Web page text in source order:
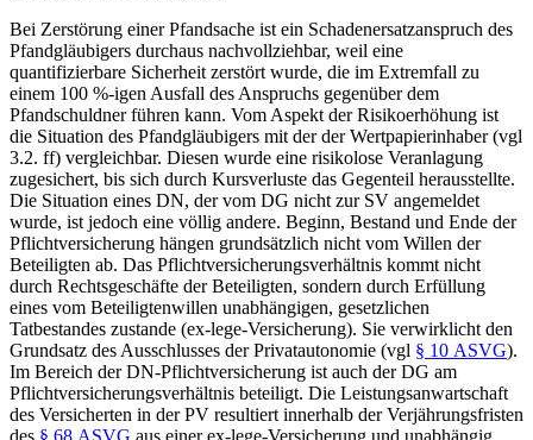
Bei Zerstörung einer Pfandsache ist ein Schadenersatzanspruch des
Pfandgläubigers durchaus nachvollziehbar, weil eine
quantifizierbare Sicherheit zerstört wurde, die im Extremfall zu
einem 100 %-igen Ausfall des Anspruchs gegenüber dem
Pfandschuldner führen kann. Vom Aspekt der Risikoerhöhung ist
die Situation des Pfandgläubigers mit der der Wertpapierinhaber (vgl
3.2. ff) vergleichbar. Diesen wurde eine risikolose Veranlagung
zugesichert, bis sich durch Kursverluste das Gegenteil herausstellte.
Die Situation eines DN, der vom DG nicht zur SV angemeldet
wurde, ist jedoch eine völlig andere. Beginn, Bestand und Ende der
Pflichtversicherung hängen grundsätzlich nicht vom Willen der
Beteiligten ab. Das Pflichtversicherungsverhältnis kommt nicht
durch Rechtsgeschäfte der Beteiligten, sondern durch Erfüllung
eines vom Beteiligtenwillen unabhängigen, gesetzlichen
Tatbestandes zustande (ex-lege-Versicherung). Sie verwirklicht den
Grundsatz des Ausschlusses der Privatautonomie (vgl § 10 ASVG).
Im Bereich der DN-Pflichtversicherung ist auch der DG am
Pflichtversicherungsverhältnis beteiligt. Die Leistungsanwartschaft
des Versicherten in der PV resultiert innerhalb der Verjährungsfristen
des § 68 ASVG aus einer ex-lege-Versicherung und unabhängig